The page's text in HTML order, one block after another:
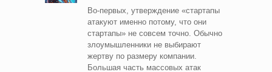
Во-первых, утверждение «стартапы
атакуют именно потому, что они
стартапы» не совсем точно. Обычно
злоумышленники не выбирают
жертву по размеру компании.
Большая часть массовых атак